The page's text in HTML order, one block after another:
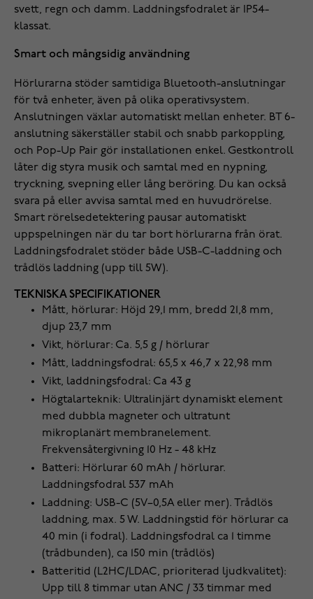
svett, regn och damm. Laddningsfodralet är IP54-
klassat.
Smart och mångsidig användning
Hörlurarna stöder samtidiga Bluetooth-anslutningar
för två enheter, även på olika operativsystem.
Anslutningen växlar automatiskt mellan enheter. BT 6-
anslutning säkerställer stabil och snabb parkoppling,
och Pop-Up Pair gör installationen enkel. Gestkontroll
låter dig styra musik och samtal med en nypning,
tryckning, svepning eller lång beröring. Du kan också
svara på eller avvisa samtal med en huvudrörelse.
Smart rörelsedetektering pausar automatiskt
uppspelningen när du tar bort hörlurarna från örat.
Laddningsfodralet stöder både USB-C-laddning och
trådlös laddning (upp till 5W).
TEKNISKA SPECIFIKATIONER
Mått, hörlurar: Höjd 29,1 mm, bredd 21,8 mm,
djup 23,7 mm
Vikt, hörlurar: Ca. 5,5 g / hörlurar
Mått, laddningsfodral: 65,5 x 46,7 x 22,98 mm
Vikt, laddningsfodral: Ca 43 g
Högtalarteknik: Ultralinjärt dynamiskt element
med dubbla magneter och ultratunt
mikroplanärt membranelement.
Frekvensåtergivning 10 Hz - 48 kHz
Batteri: Hörlurar 60 mAh / hörlurar.
Laddningsfodral 537 mAh
Laddning: USB-C (5V–0,5A eller mer). Trådlös
laddning, max. 5 W. Laddningstid för hörlurar ca
40 min (i fodral). Laddningsfodral ca 1 timme
(trådbunden), ca 150 min (trådlös)
Batteritid (L2HC/LDAC, prioriterad ljudkvalitet):
Upp till 8 timmar utan ANC / 33 timmar med